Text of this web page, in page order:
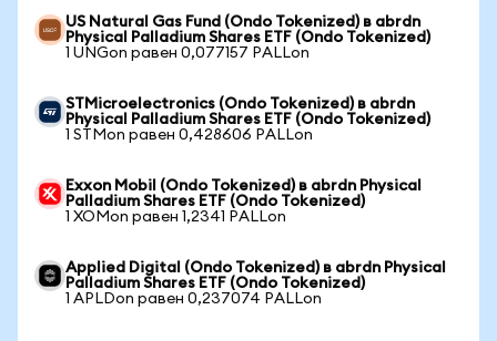
US Natural Gas Fund (Ondo Tokenized) в abrdn
Physical Palladium Shares ETF (Ondo Tokenized)
1 UNGon равен 0,077157 PALLon
STMicroelectronics (Ondo Tokenized) в abrdn
Physical Palladium Shares ETF (Ondo Tokenized)
1 STMon равен 0,428606 PALLon
Exxon Mobil (Ondo Tokenized) в abrdn Physical
Palladium Shares ETF (Ondo Tokenized)
1 XOMon равен 1,2341 PALLon
Applied Digital (Ondo Tokenized) в abrdn Physical
Palladium Shares ETF (Ondo Tokenized)
1 APLDon равен 0,237074 PALLon